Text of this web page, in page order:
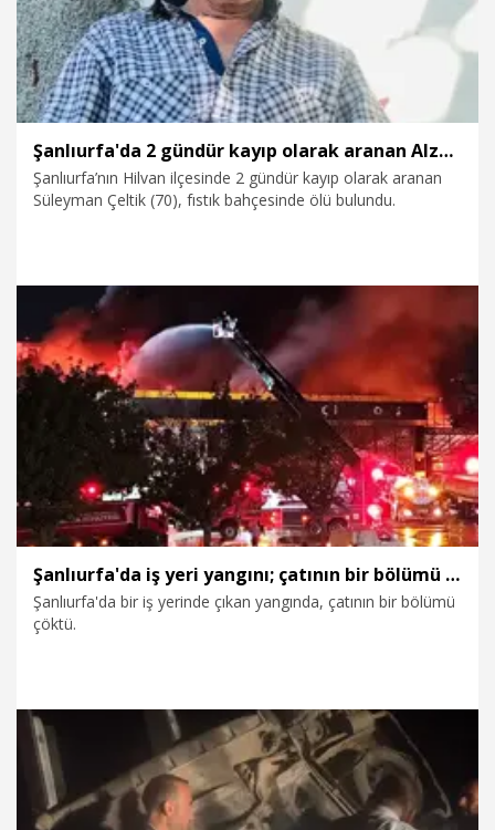
Şanlıurfa'da 2 gündür kayıp olarak aranan Alzheimer hastası ölü bulundu
Şanlıurfa’nın Hilvan ilçesinde 2 gündür kayıp olarak aranan
Süleyman Çeltik (70), fıstık bahçesinde ölü bulundu.
20.10.2025 Gündem
Şanlıurfa'da iş yeri yangını; çatının bir bölümü çöktü
Şanlıurfa'da bir iş yerinde çıkan yangında, çatının bir bölümü
çöktü.
1.10.2025 Foto Galeri